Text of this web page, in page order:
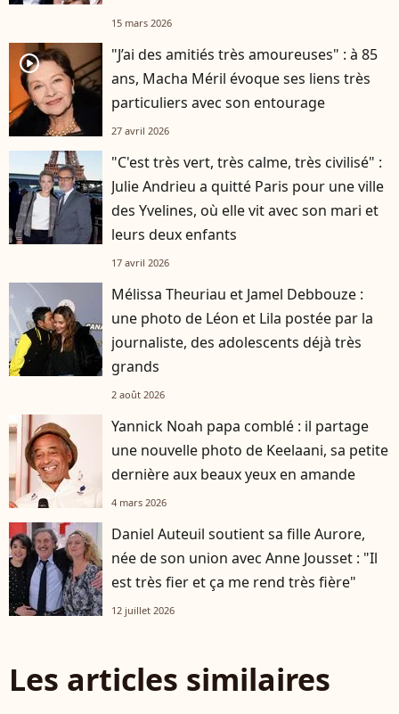
15 mars 2026
player2
"J’ai des amitiés très amoureuses" : à 85
ans, Macha Méril évoque ses liens très
particuliers avec son entourage
27 avril 2026
"C'est très vert, très calme, très civilisé" :
Julie Andrieu a quitté Paris pour une ville
des Yvelines, où elle vit avec son mari et
leurs deux enfants
17 avril 2026
Mélissa Theuriau et Jamel Debbouze :
une photo de Léon et Lila postée par la
journaliste, des adolescents déjà très
grands
2 août 2026
Yannick Noah papa comblé : il partage
une nouvelle photo de Keelaani, sa petite
dernière aux beaux yeux en amande
4 mars 2026
Daniel Auteuil soutient sa fille Aurore,
née de son union avec Anne Jousset : "Il
est très fier et ça me rend très fière"
12 juillet 2026
Les articles similaires